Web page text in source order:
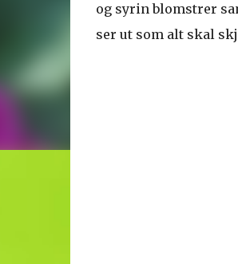
og syrin blomstrer
ser ut som alt skal